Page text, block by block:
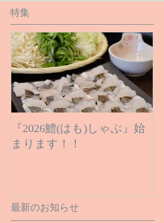
特集
『2026鱧(はも)しゃぶ』始
まります！！
最新のお知らせ